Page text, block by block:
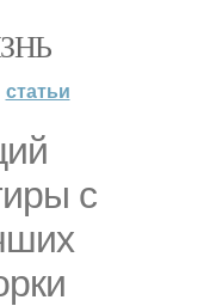
статьи
с